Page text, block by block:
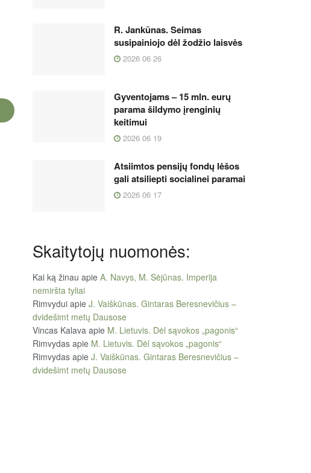
R. Jankūnas. Seimas
susipainiojo dėl žodžio laisvės
2026 06 26
Gyventojams – 15 mln. eurų
parama šildymo įrenginių
keitimui
2026 06 19
Atsiimtos pensijų fondų lėšos
gali atsiliepti socialinei paramai
2026 06 17
Skaitytojų nuomonės:
Kai ką žinau apie A. Navys, M. Sėjūnas. Imperija
nemiršta tyliai
Rimvydui apie J. Vaiškūnas. Gintaras Beresnevičius –
dvidešimt metų Dausose
Vincas Kalava apie M. Lietuvis. Dėl sąvokos „pagonis“
Rimvydas apie M. Lietuvis. Dėl sąvokos „pagonis“
Rimvydas apie J. Vaiškūnas. Gintaras Beresnevičius –
dvidešimt metų Dausose